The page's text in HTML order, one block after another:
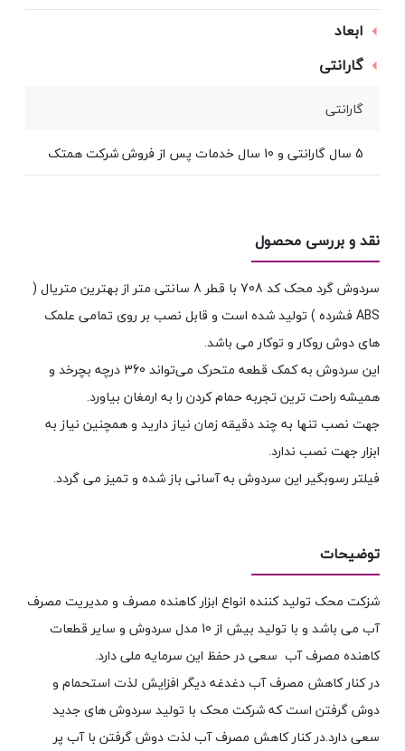
ابعاد
گارانتی
گارانتی
5 سال گارانتی و 10 سال خدمات پس از فروش شرکت همتک
نقد و بررسی محصول
سردوش گرد محک کد 708 با قطر 8 سانتی متر از بهترین متریال (
ABS فشرده ) تولید شده است و قابل نصب بر روی تمامی علمک
های دوش روکار و توکار می باشد.
این سردوش به کمک قطعه متحرک می‌تواند 360 درچه بچرخد و
همیشه راحت ترین تجربه حمام کردن را به ارمغان بیاورد.
جهت نصب تنها به چند دقیقه زمان نیاز دارید و همچنین نیاز به
ابزار جهت نصب ندارد.
فیلتر رسوبگیر این سردوش به آسانی باز شده و تمیز می گردد.
توضیحات
شزکت محک تولید کننده انواع ابزار کاهنده مصرف و مدیریت مصرف
آب می باشد و با تولید بیش از 10 مدل سردوش و سایر قطعات
کاهنده مصرف آب سعی در حفظ این سرمایه ملی دارد.
در کنار کاهش مصرف آب دغدغه دیگر افزایش لذت استحمام و
دوش گرفتن است که شرکت محک با تولید سردوش های جدید
سعی دارد.در کنار کاهش مصرف آب لذت دوش گرفتن با آب پر